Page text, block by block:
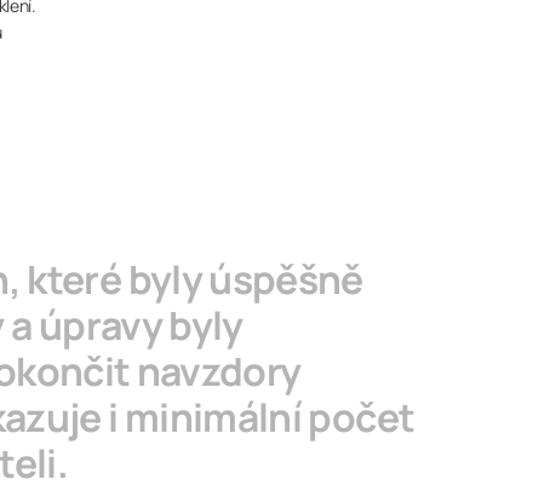
které byly úspěšně
úpravy byly
navzdory
i minimální počet